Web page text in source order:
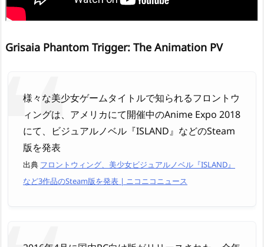
Grisaia Phantom Trigger: The Animation PV
様々な美少女ゲームタイトルで知られるフロントウ
ィングは、アメリカにて開催中のAnime Expo 2018
にて、ビジュアルノベル『ISLAND』などのSteam
版を発表
出典 フロントウィング、美少女ビジュアルノベル『ISLAND』
など3作品のSteam版を発表 | ニコニコニュース